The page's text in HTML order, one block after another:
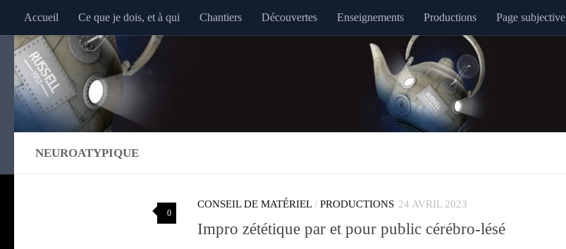
Au dessous du contenu
Accueil Ce que je dois, et à qui Chantiers Découvertes Enseignements Productions Page subjective
NEUROATYPIQUE
0
CONSEIL DE MATÉRIEL/ PRODUCTIONS 24 AVRIL 2023
Impro zététique par et pour public cérébro-lésé